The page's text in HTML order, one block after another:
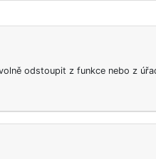
odstoupit z funkce nebo z